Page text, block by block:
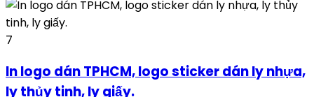
7
In logo dán TPHCM, logo sticker dán ly nhựa,
ly thủy tinh, ly giấy.